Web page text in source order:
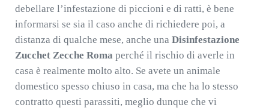
debellare l’infestazione di piccioni e di ratti, è bene
informarsi se sia il caso anche di richiedere poi, a
distanza di qualche mese, anche una Disinfestazione
Zucchet Zecche Roma perché il rischio di averle in
casa è realmente molto alto. Se avete un animale
domestico spesso chiuso in casa, ma che ha lo stesso
contratto questi parassiti, meglio dunque che vi